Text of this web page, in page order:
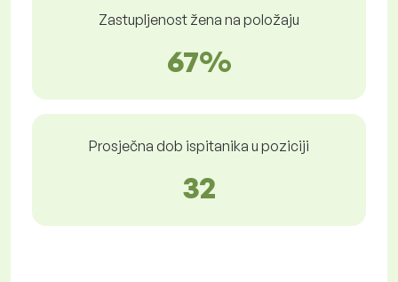
Zastupljenost žena na položaju
67%
Prosječna dob ispitanika u poziciji
32